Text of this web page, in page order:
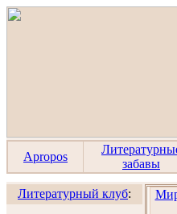
Apropos
забавы
Литературный клуб: